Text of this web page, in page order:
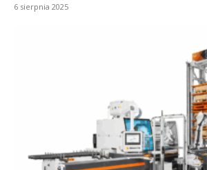
6 sierpnia 2025